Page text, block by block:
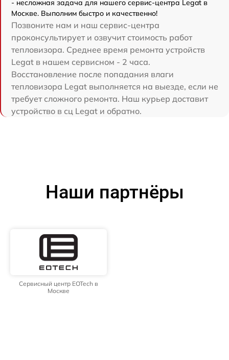
- несложная задача для нашего сервис-центра Legat в
Москве. Выполним быстро и качественно!
Позвоните нам и наш сервис-центра
проконсультирует и озвучит стоимость работ
тепловизора. Среднее время ремонта устройств
Legat в нашем сервисном - 2 часа.
Восстановление после попадания влаги
тепловизора Legat выполняется на выезде, если не
требует сложного ремонта. Наш курьер доставит
устройство в сц Legat и обратно.
Наши партнёры
Сервисный центр EOTech в
Москве